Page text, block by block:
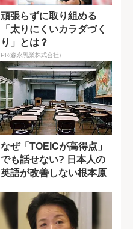
頑張らずに取り組める
「太りにくいカラダづく
り」とは？
PR(森永乳業株式会社)
なぜ「TOEICが高得点」
でも話せない? 日本人の
英語が改善しない根本原